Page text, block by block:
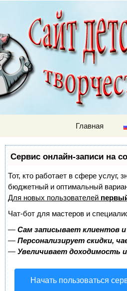
Главная
Сервис онлайн-записи на
Тот, кто работает в сфере услуг,
бюджетный и оптимальный
Для новых пользователей
Чат-бот для мастеров и
— Сам записывает клиентов
— Персонализирует скидки,
— Увеличивает доходимость
Начать пользоваться